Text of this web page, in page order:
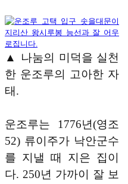
▲ 나눔의 미덕을 실천
한 운조루의 고아한 자
태.
운조루는 1776년(영조
52) 류이주가 낙안군수
를 지낼 때 지은 집이
다. 250년 가까이 잘 보